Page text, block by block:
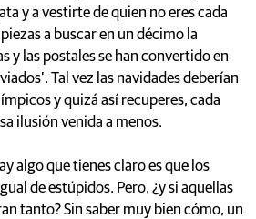
y a vestirte de quien no eres cada
a buscar en un décimo la
y las postales se han convertido en
Tal vez las navidades deberían
y quizá así recuperes, cada
ilusión venida a menos.
algo que tienes claro es que los
de estúpidos. Pero, ¿y si aquellas
tanto? Sin saber muy bien cómo, un